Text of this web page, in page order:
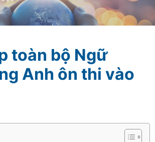
toàn bộ Ngữ
Anh ôn thi vào